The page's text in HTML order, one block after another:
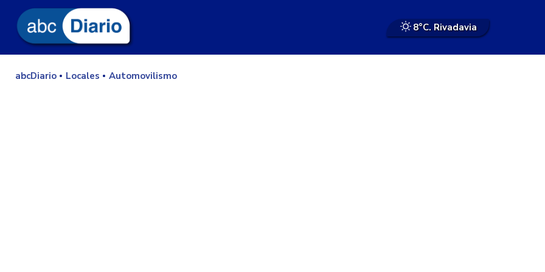
8°C. Rivadavia
abcDiario Locales Automovilismo